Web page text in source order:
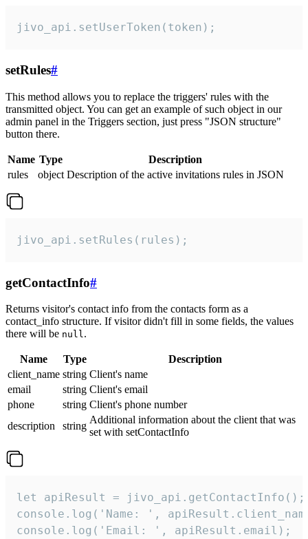
jivo_api.setUserToken(token);
setRules#
This method allows you to replace the triggers' rules with the
transmitted object. You can get an example of such object in our
admin panel in the Triggers section, just press "JSON structure"
button there.
Name Type
Description
rules
object Description of the active invitations rules in JSON
jivo_api.setRules(rules);
getContactInfo#
Returns visitor's contact info from the contacts form as a
contact_info structure. If visitor didn't fill in some fields, the values
there will be null.
Name Type
Description
client_name string Client's name
email
string Client's email
phone
string Client's phone number
description
string
Additional information about the client that was
set with setContactInfo
let apiResult = jivo_api.getContactInfo();
console.log('Name: ',
console.log('Email: ', apiResult.email);